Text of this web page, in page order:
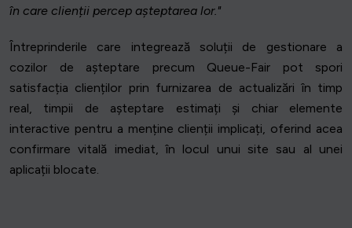
în care clienții percep așteptarea lor."
Întreprinderile care integrează soluții de gestionare a
cozilor de așteptare precum Queue-Fair pot spori
satisfacția clienților prin furnizarea de actualizări în timp
real, timpii de așteptare estimați și chiar elemente
interactive pentru a menține clienții implicați, oferind acea
confirmare vitală imediat, în locul unui site sau al unei
aplicații blocate.